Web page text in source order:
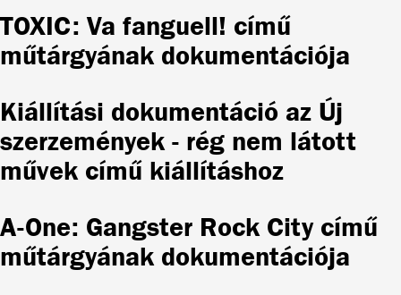
TOXIC: Va fanguell! című
műtárgyának dokumentációja
Kiállítási dokumentáció az Új
szerzemények - rég nem látott
művek című kiállításhoz
A-One: Gangster Rock City című
műtárgyának dokumentációja